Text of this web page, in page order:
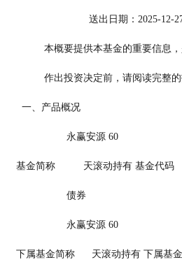
送出日期：2025-12-
本概要提供本基金的重要
作出投资决定前，请阅读
  一、产品概况
                  永赢安源 60
基金简称          天滚动持有 基金代码
                  债券
                  永赢安源 60
下属基金简称      天滚动持有 下属基